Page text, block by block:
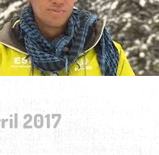
2017